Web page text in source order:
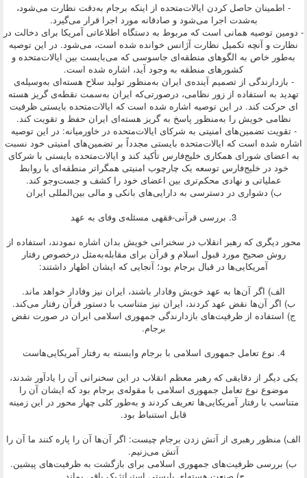
- اطمینان حاصل کردن ایالات‌متحده از اینکه برجام به‌دقت نظارت می‌شود،
به‌شدت اجرا می‌شود و صادقانه مورد اجرا قرار می‌گیرد.
- دومین توصیه همانی است که مربوط به دستگاه اطلاعاتی آمریکا برای دخالت در
نظارت و آنچه تکمیل نظارت آژانس خوانده شده است، می‌شود. در این توصیه
به‌طور خاص به الگوهای منطقه‌ای جاسوسی که می‌بایست بین ایالات‌متحده و
کشورهای منطقه به وجود آید، اشاره شده است.
- بازدارندگی از تصمیم آینده‌ی ایران به‌منظور تولید سلاح هسته‌ای به‌وسیله‌ی
تهدید به استفاده از زور نظامی، درصورتی‌که ایران به‌سمت نقطه‌ی گریز هسته
ای حرکت کند. در این توصیه اشاره شده است که ایالات‌متحده بایستی ظرفیت
نظامی خویش را به‌منظور پاسخ به گریز هسته‌ای ایران حفظ و تقویت کند.
- تقویت تضمین‌های امنیتی به شرکای ایالات‌متحده در خاورمیانه: در این توصیه
اشاره شده است که ایالات‌متحده بایستی مجدداً بر تضمین‌های امنیتی خود نسبت
به اعضای شورای همکاری خلیج‌فارس تأکید کند و ایالات‌متحده بایستی با شرکای
خود در خلیج‌فارس توسعه یک چارچوب امنیتی همگراتر منطقه‌ای با روابط
عملیاتی و نهادی محکم‌تری بین اعضای خود را کشف و جست‌وجو کند.
ب) دشواری در دسترسی به دارایی‌های بانکی و مالی بین‌المللی ایران
3. بررسی قرآنی-فقهی مسئله‌ی وفای به عهد
محور دیگری که رهبر انقلاب در سخنرانی خویش بدان اشاره نمودند، استفاده از
روش صحیح مورد قبول اسلام و قرآن برای مقابله‌به‌مثل درخصوص رفتار
آمریکایی‌ها در قبال برجام بود؛ آنجایی که ایشان اظهار داشتند:
الف) اگر آن‌ها به عهد خویش وفادار باشند، ایران نیز وفادار خواهد ماند.
ب) اگر آن‌ها نقض عهد کردند، ایران نیز متناسب با دستور قرآن رفتار می‌کند.
ج) استفاده از ظرفیت‌های بازدارندگی جمهوری اسلامی ایران در صورت نقض
برجام.
4. نوع تعامل جمهوری اسلامی با برجام وابسته به رفتار آمریکایی‌هاست
یکی دیگر از دقایقی که رهبر معظم انقلاب در این سخنرانی آن را یادآور شدند،
موضوع نوع تعامل جمهوری اسلامی با مقوله‌ی برجام بود که ایشان آن را
متناسب با رفتار آمریکایی‌ها تعریف کردند و به‌طور کلی چهار محور در این زمینه
قابل استنباط بود.
الف) منظور رهبری از آتش زدن برجام چیست: اگر آن‌ها آن را پاره کنند ما آن را
آتش می‌زنیم.
ب) بررسی ظرفیت‌های جمهوری اسلامی برای بازگشت به ظرفیت‌های پیشین.